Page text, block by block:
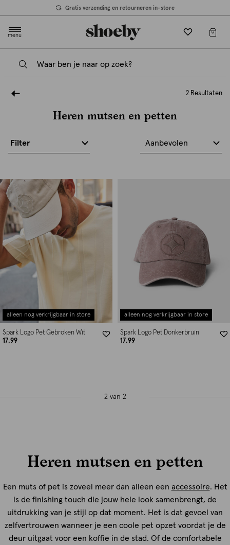
Gratis verzending en retourneren in-store
menu
2 Resultaten
Heren mutsen en petten
Filter Aanbevolen
alleen nog verkrijgbaar in store
Spark Logo Pet Gebroken Wit
17.99
alleen nog verkrijgbaar in store
Spark Logo Pet Donkerbruin
17.99
2 van 2
Heren mutsen en petten
Een muts of pet is zoveel meer dan alleen een accessoire. Het
is de finishing touch die jouw hele look samenbrengt, de
uitdrukking van je stijl op dat moment. Het is dat gevoel van
zelfvertrouwen wanneer je een coole pet opzet voordat je de
deur uitgaat voor een koffie in de stad. Of de comfortabele